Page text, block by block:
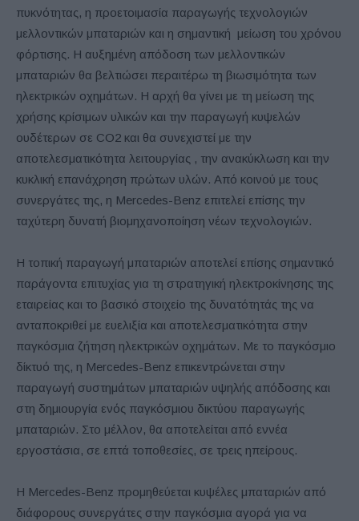
πυκνότητας, η προετοιμασία παραγωγής τεχνολογιών
μελλοντικών μπαταριών και η σημαντική μείωση του χρόνου
φόρτισης. Η αυξημένη απόδοση των μελλοντικών
μπαταριών θα βελτιώσει περαιτέρω τη βιωσιμότητα των
ηλεκτρικών οχημάτων. Η αρχή θα γίνει με τη μείωση της
χρήσης κρίσιμων υλικών και την παραγωγή κυψελών
ουδέτερων σε CO2 και θα συνεχιστεί με την
αποτελεσματικότητα λειτουργίας , την ανακύκλωση και την
κυκλική επανάχρηση πρώτων υλών. Από κοινού με τους
συνεργάτες της, η Mercedes-Benz επιτελεί επίσης την
ταχύτερη δυνατή βιομηχανοποίηση νέων τεχνολογιών.
Η τοπική παραγωγή μπαταριών αποτελεί επίσης σημαντικό
παράγοντα επιτυχίας για τη στρατηγική ηλεκτροκίνησης της
εταιρείας και το βασικό στοιχείο της δυνατότητάς της να
ανταποκριθεί με ευελιξία και αποτελεσματικότητα στην
παγκόσμια ζήτηση ηλεκτρικών οχημάτων. Με το παγκόσμιο
δίκτυό της, η Mercedes-Benz επικεντρώνεται στην
παραγωγή συστημάτων μπαταριών υψηλής απόδοσης και
στη δημιουργία ενός παγκόσμιου δικτύου παραγωγής
μπαταριών. Στο μέλλον, θα αποτελείται από εννέα
εργοστάσια, σε επτά τοποθεσίες, σε τρεις ηπείρους.
Η Mercedes-Benz προμηθεύεται κυψέλες μπαταριών από
διάφορους συνεργάτες στην παγκόσμια αγορά για να